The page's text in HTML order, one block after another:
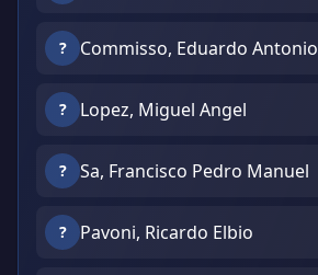
? Commisso, Eduardo Antonio
? Lopez, Miguel Angel
? Sa, Francisco Pedro Manuel
? Pavoni, Ricardo Elbio